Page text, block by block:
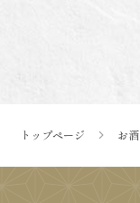
トップページ お酒